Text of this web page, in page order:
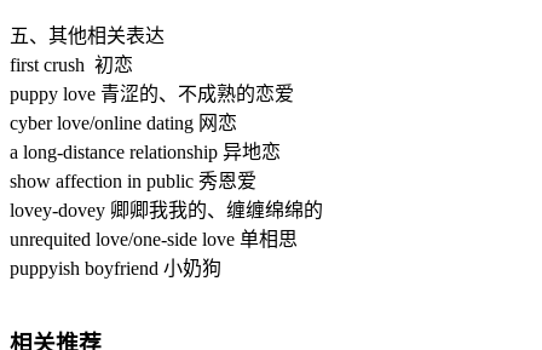
五、其他相关表达
first crush 初恋
puppy love 青涩的、不成熟的恋爱
cyber love/online dating 网恋
a long-distance relationship 异地恋
show affection in public 秀恩爱
lovey-dovey 卿卿我我的、缠缠绵绵的
unrequited love/one-side love 单相思
puppyish boyfriend 小奶狗
相关推荐